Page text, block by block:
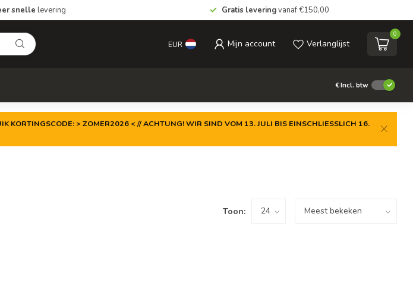
snelle levering Gratis leveringvanaf €150,00
EUR Mijn account Verlanglijst
0
€Incl. btw
KORTINGSCODE: > ZOMER2026 < // ACHTUNG! WIR SIND VOM 13. JULI BIS EINSCHLIESSLICH 16.
Toon: